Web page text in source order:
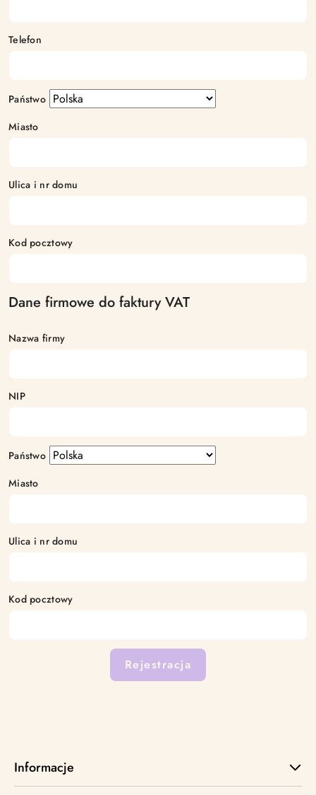
Telefon
Państwo
Miasto
Ulica i nr domu
Kod pocztowy
Dane firmowe do faktury VAT
Nazwa firmy
NIP
Państwo
Miasto
Ulica i nr domu
Kod pocztowy
Rejestracja
Informacje